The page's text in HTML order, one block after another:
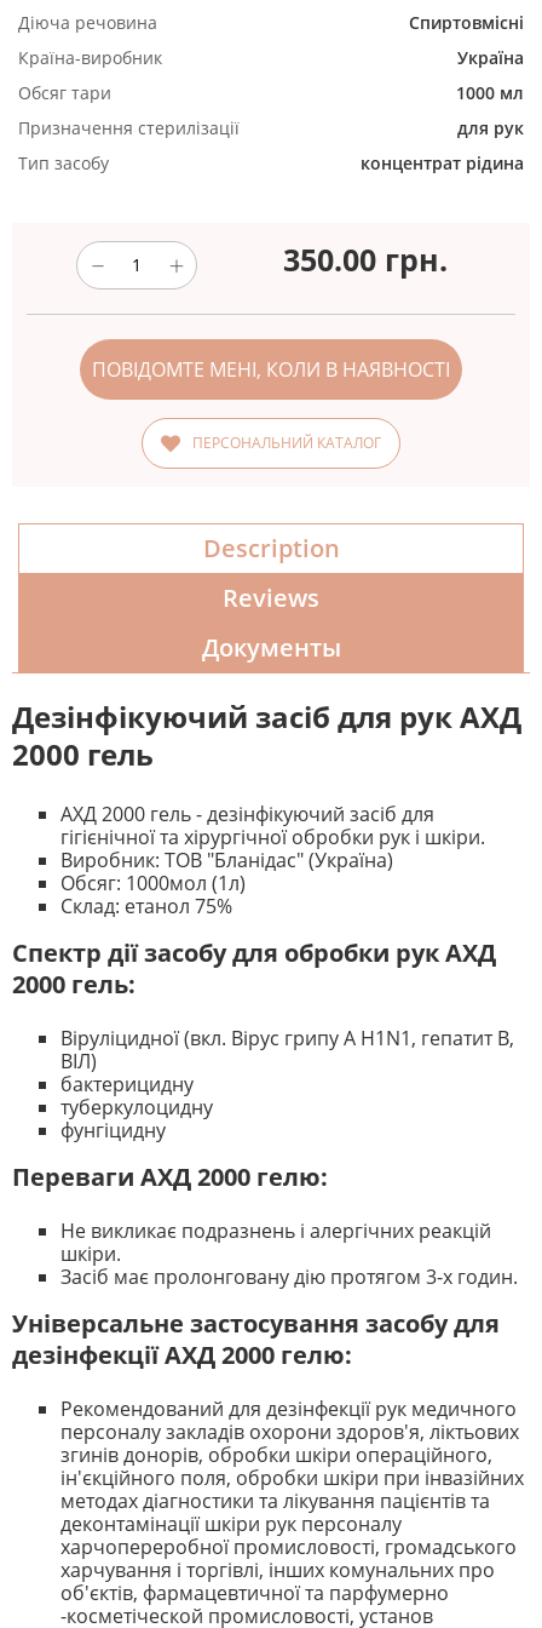
Діюча речовина
Спиртовмісні
Країна-виробник
Україна
Обсяг тари
1000 мл
Призначення стерилізації
для рук
Тип засобу
концентрат рідина
350.00 грн.
ПОВІДОМТЕ МЕНІ, КОЛИ В НАЯВНОСТІ
ПЕРСОНАЛЬНИЙ КАТАЛОГ
Description
Reviews
Документы
Дезінфікуючий засіб для рук АХД
2000 гель
АХД 2000 гель - дезінфікуючий засіб для
гігієнічної та хірургічної обробки рук і шкіри.
Виробник: ТОВ "Бланідас" (Україна)
Обсяг: 1000мол (1л)
Склад: етанол 75%
Спектр дії засобу для обробки рук АХД
2000 гель:
Віруліцидної (вкл. Вірус грипу А H1N1, гепатит В,
ВІЛ)
бактерицидну
туберкулоцидну
фунгіцидну
Переваги АХД 2000 гелю:
Не викликає подразнень і алергічних реакцій
шкіри.
Засіб має пролонговану дію протягом 3-х годин.
Універсальне застосування засобу для
дезінфекції АХД 2000 гелю:
Рекомендований для дезінфекції рук медичного
персоналу закладів охорони здоров'я, ліктьових
згинів донорів, обробки шкіри операційного,
ін'єкційного поля, обробки шкіри при інвазійних
методах діагностики та лікування пацієнтів та
деконтамінації шкіри рук персоналу
харчопереробної промисловості, громадського
харчування і торгівлі, інших комунальних про
об'єктів, фармацевтичної та парфумерно
-косметіческой промисловості, установ